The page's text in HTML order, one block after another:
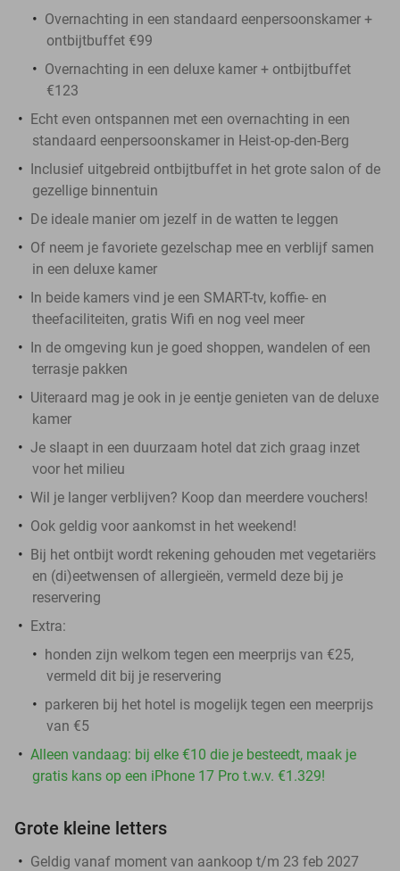
Overnachting in een standaard eenpersoonskamer +
ontbijtbuffet €99
Overnachting in een deluxe kamer + ontbijtbuffet
€123
Echt even ontspannen met een overnachting in een
standaard eenpersoonskamer in Heist-op-den-Berg
Inclusief uitgebreid ontbijtbuffet in het grote salon of de
gezellige binnentuin
De ideale manier om jezelf in de watten te leggen
Of neem je favoriete gezelschap mee en verblijf samen
in een deluxe kamer
In beide kamers vind je een SMART-tv, koffie- en
theefaciliteiten, gratis Wifi en nog veel meer
In de omgeving kun je goed shoppen, wandelen of een
terrasje pakken
Uiteraard mag je ook in je eentje genieten van de deluxe
kamer
Je slaapt in een duurzaam hotel dat zich graag inzet
voor het milieu
Wil je langer verblijven? Koop dan meerdere vouchers!
Ook geldig voor aankomst in het weekend!
Bij het ontbijt wordt rekening gehouden met vegetariërs
en (di)eetwensen of allergieën, vermeld deze bij je
reservering
Extra:
honden zijn welkom tegen een meerprijs van €25,
vermeld dit bij je reservering
parkeren bij het hotel is mogelijk tegen een meerprijs
van €5
Alleen vandaag: bij elke €10 die je besteedt, maak je
gratis kans op een iPhone 17 Pro t.w.v. €1.329!
Grote kleine letters
Geldig vanaf moment van aankoop t/m 23 feb 2027